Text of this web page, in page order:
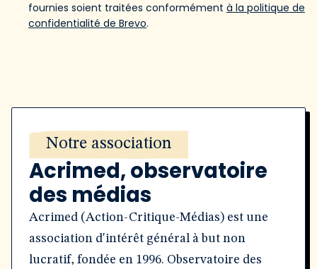
fournies soient traitées conformément à la politique de
confidentialité de Brevo.
Notre association
Acrimed, observatoire
des médias
Acrimed (Action-Critique-Médias) est une
association d'intérêt général à but non
lucratif, fondée en 1996. Observatoire des